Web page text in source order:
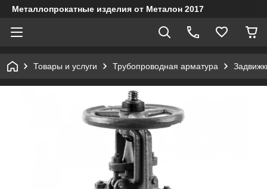
Металлопрокатные изделия от Металон 2017
Товары и услуги Трубопроводная арматура